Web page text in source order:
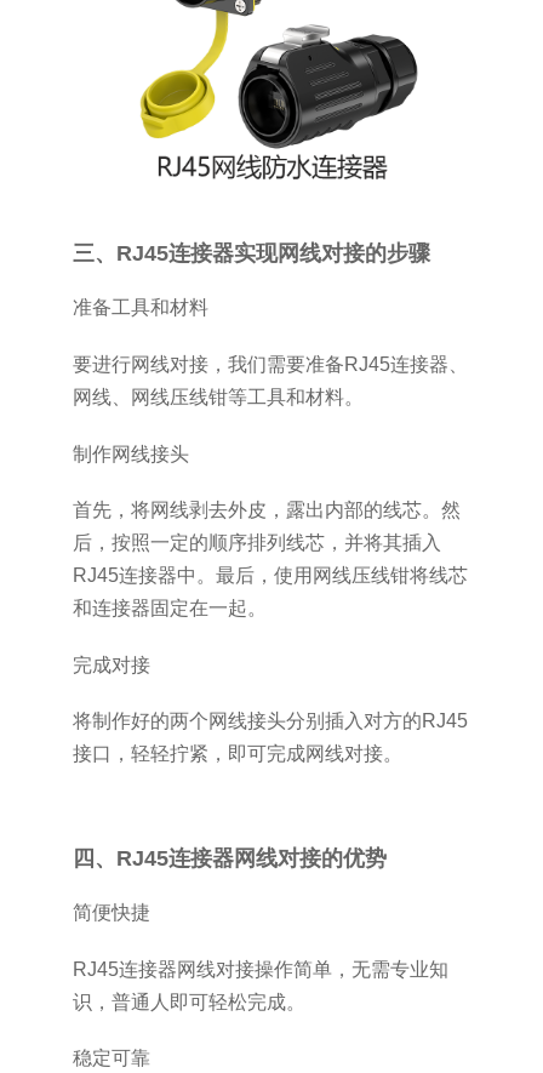
三、RJ45连接器实现网线对接的步骤
准备工具和材料
要进行网线对接，我们需要准备RJ45连接器、
网线、网线压线钳等工具和材料。
制作网线接头
首先，将网线剥去外皮，露出内部的线芯。然
后，按照一定的顺序排列线芯，并将其插入
RJ45连接器中。最后，使用网线压线钳将线芯
和连接器固定在一起。
完成对接
将制作好的两个网线接头分别插入对方的RJ45
接口，轻轻拧紧，即可完成网线对接。
四、RJ45连接器网线对接的优势
简便快捷
RJ45连接器网线对接操作简单，无需专业知
识，普通人即可轻松完成。
稳定可靠